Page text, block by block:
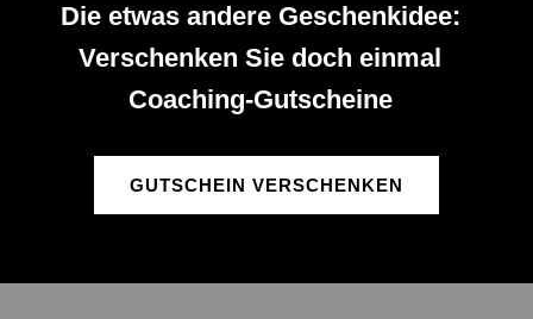
Die etwas andere Geschenkidee:
Verschenken Sie doch einmal
Coaching-Gutscheine
GUTSCHEIN VERSCHENKEN